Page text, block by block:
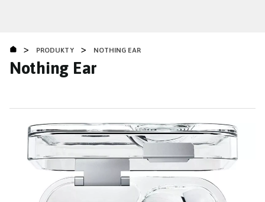
obsahu
> PRODUKTY > NOTHING EAR
Nothing Ear